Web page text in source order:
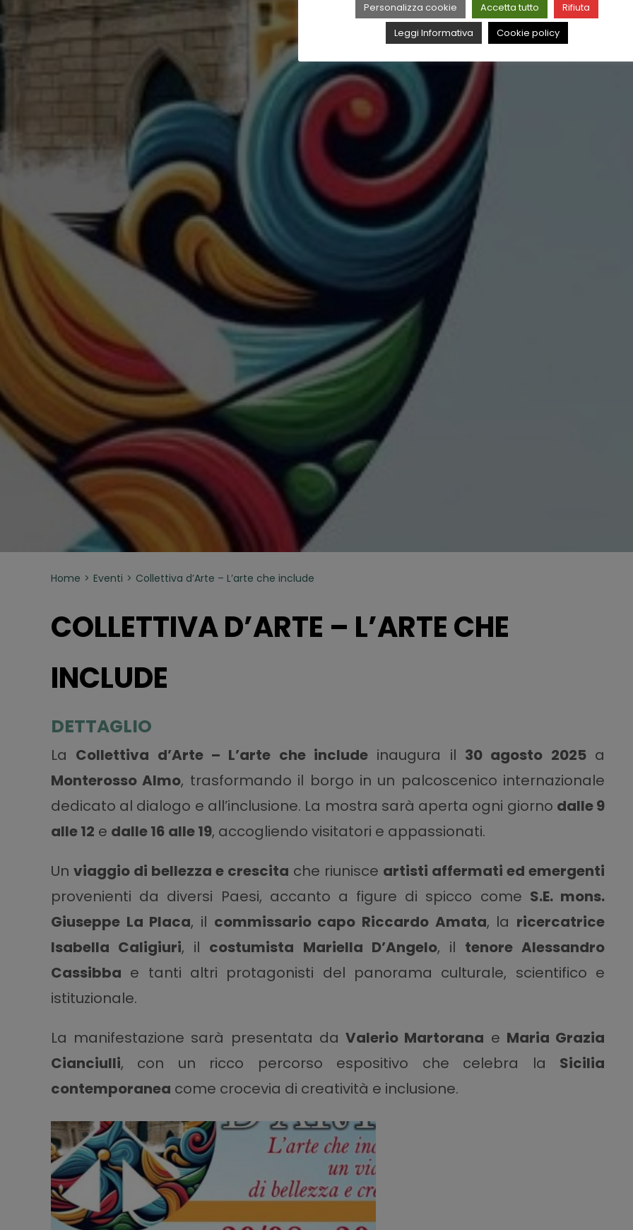
Home Eventi Collettiva d’Arte – L’arte che include
COLLETTIVA D’ARTE – L’ARTE CHE
INCLUDE
DETTAGLIO
La Collettiva d’Arte – L’arte che include inaugura il 30 agosto 2025a
Monterosso Almo, trasformando il borgo in un palcoscenico internazionale
dedicato al dialogo e all’inclusione. La mostra sarà aperta ogni giorno dalle 9
alle 12 e dalle 16 alle 19, accogliendo visitatori e appassionati.
Un viaggio di bellezza e crescita che riunisce artisti affermati ed emergenti
provenienti da diversi Paesi, accanto a figure di spicco come S.E. mons.
Giuseppe La Placa, il commissario capo Riccardo Amata, la ricercatrice
Isabella Caligiuri, il costumista Mariella D’Angelo, il tenore Alessandro
Cassibba e tanti altri protagonisti del panorama culturale, scientifico e
istituzionale.
La manifestazione sarà presentata daValerio Martorana e Maria Grazia
Cianciulli, con un ricco percorso espositivo che celebra la Sicilia
contemporanea come crocevia di creatività e inclusione.
Personalizza cookie Accetta tutto
Rifiuta
Leggi Informativa
Cookie policy